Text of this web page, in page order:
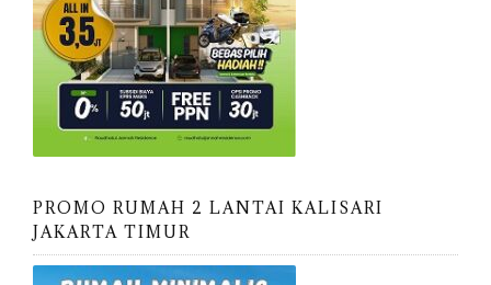
PROMO RUMAH 2 LANTAI KALISARI
JAKARTA TIMUR